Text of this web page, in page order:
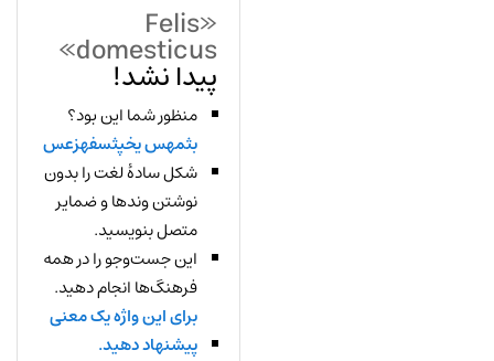
«Felis
domesticus»
پیدا نشد!
منظور شما این بود؟
بثمهس یخپثسفهزعس
شکل سادهٔ لغت را بدون
نوشتن وندها و ضمایر
متصل بنویسید.
این جست‌وجو را در همه
فرهنگ‌ها انجام دهید.
برای این واژه یک معنی
پیشنهاد دهید.